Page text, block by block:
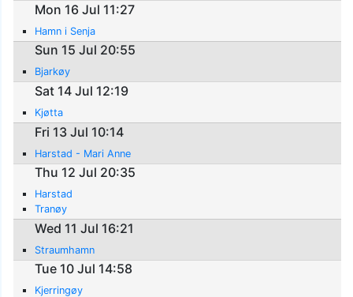
Mon 16 Jul 11:27
Hamn i Senja
Sun 15 Jul 20:55
Bjarkøy
Sat 14 Jul 12:19
Kjøtta
Fri 13 Jul 10:14
Harstad - Mari Anne
Thu 12 Jul 20:35
Harstad
Tranøy
Wed 11 Jul 16:21
Straumhamn
Tue 10 Jul 14:58
Kjerringøy